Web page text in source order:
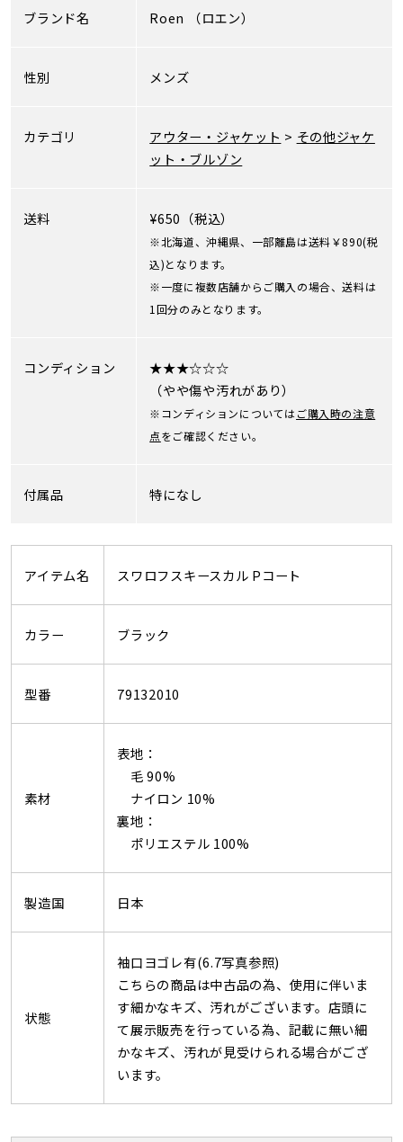
ブランド名 Roen （ロエン）
性別 メンズ
カテゴリ アウター・ジャケット > その他ジャケ
ット・ブルゾン
送料 ¥650（税込）
※北海道、沖縄県、一部離島は送料￥890(税
込)となります。
※一度に複数店舗からご購入の場合、送料は
1回分のみとなります。
コンディション
★★★☆☆☆
（やや傷や汚れがあり）
※コンディションについてはご購入時の注意
点をご確認ください。
付属品 特になし
アイテム名 スワロフスキースカル Pコート
カラー ブラック
型番 79132010
素材
表地：
毛 90%
ナイロン 10%
裏地：
ポリエステル 100%
製造国 日本
状態
袖口ヨゴレ有(6.7写真参照)
こちらの商品は中古品の為、使用に伴いま
す細かなキズ、汚れがございます。店頭に
て展示販売を行っている為、記載に無い細
かなキズ、汚れが見受けられる場合がござ
います。